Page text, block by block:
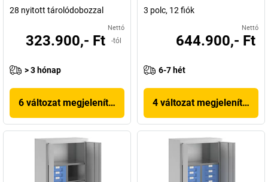
28 nyitott tárolódobozzal
Nettó
323.900,- Ft -tól
> 3 hónap
6 változat megjelenítése
3 polc, 12 fiók
Nettó
644.900,- Ft
6-7 hét
4 változat megjelenítése